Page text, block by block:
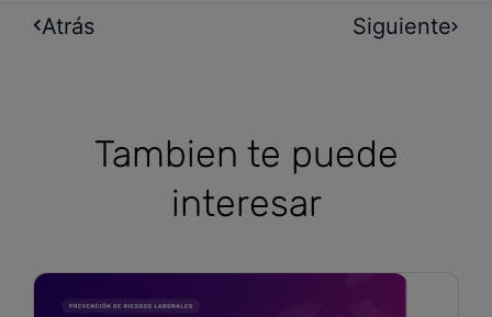
Atrás Siguiente
Tambien te puede
interesar